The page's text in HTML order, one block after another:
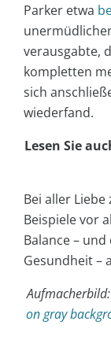
Parker etwa
verausgabte,
kompletten
sich
wiederfand.
Lesen Sie
Bei aller
Beispiele vor
Balance –
Gesundheit –
Aufmacherbild:
on gray